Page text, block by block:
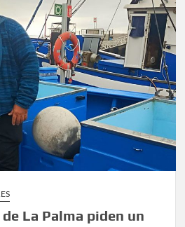
La Palma piden un